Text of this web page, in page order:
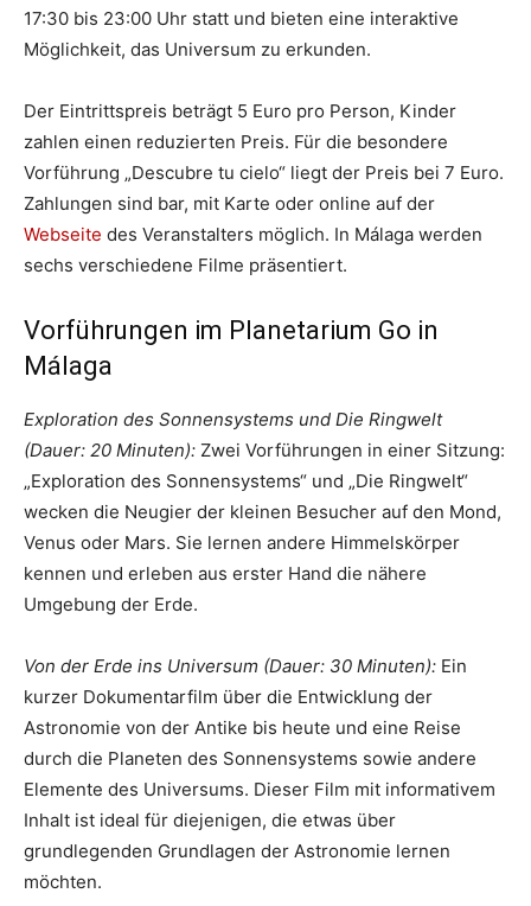
17:30 bis 23:00 Uhr statt und bieten eine interaktive
Möglichkeit, das Universum zu erkunden.
Der Eintrittspreis beträgt 5 Euro pro Person, Kinder
zahlen einen reduzierten Preis. Für die besondere
Vorführung „Descubre tu cielo“ liegt der Preis bei 7 Euro.
Zahlungen sind bar, mit Karte oder online auf der
Webseite des Veranstalters möglich. In Málaga werden
sechs verschiedene Filme präsentiert.
Vorführungen im Planetarium Go in
Málaga
Exploration des Sonnensystems und Die Ringwelt
(Dauer: 20 Minuten): Zwei Vorführungen in einer Sitzung:
„Exploration des Sonnensystems“ und „Die Ringwelt“
wecken die Neugier der kleinen Besucher auf den Mond,
Venus oder Mars. Sie lernen andere Himmelskörper
kennen und erleben aus erster Hand die nähere
Umgebung der Erde.
Von der Erde ins Universum (Dauer: 30 Minuten): Ein
kurzer Dokumentarfilm über die Entwicklung der
Astronomie von der Antike bis heute und eine Reise
durch die Planeten des Sonnensystems sowie andere
Elemente des Universums. Dieser Film mit informativem
Inhalt ist ideal für diejenigen, die etwas über
grundlegenden Grundlagen der Astronomie lernen
möchten.